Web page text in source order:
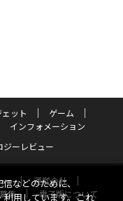
ット
ゲーム
インフォメーション
ジーレビュー
運営会社
集 電子版について
などのために、
利用しています。これ